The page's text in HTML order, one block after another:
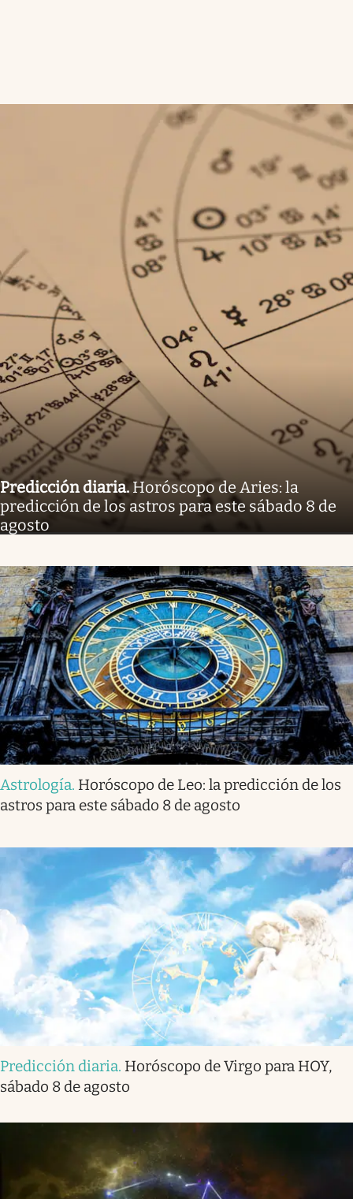
Predicción diaria.Horóscopo de Aries: la
predicción de los astros para este sábado 8 de
agosto
Astrología. Horóscopo de Leo: la predicción de los
astros para este sábado 8 de agosto
Predicción diaria. Horóscopo de Virgo para HOY,
sábado 8 de agosto